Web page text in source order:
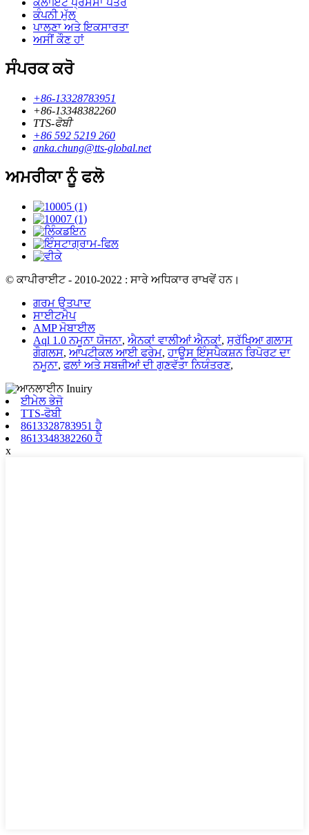
ਕਲਾਇੰਟ ਪ੍ਰਸੰਸਾ ਪੱਤਰ
ਕੰਪਨੀ ਮੁੱਲ
ਪਾਲਣਾ ਅਤੇ ਇਕਸਾਰਤਾ
ਅਸੀਂ ਕੌਣ ਹਾਂ
ਸੰਪਰਕ ਕਰੋ
+86-13328783951
+86-13348382260
TTS-ਫੋਬੀ
+86 592 5219 260
anka.chung@tts-global.net
ਅਮਰੀਕਾ ਨੂੰ ਫਲੋ
© ਕਾਪੀਰਾਈਟ - 2010-2022 : ਸਾਰੇ ਅਧਿਕਾਰ ਰਾਖਵੇਂ ਹਨ।
ਗਰਮ ਉਤਪਾਦ
ਸਾਈਟਮੈਪ
AMP ਮੋਬਾਈਲ
Aql 1.0 ਨਮੂਨਾ ਯੋਜਨਾ, ਐਨਕਾਂ ਵਾਲੀਆਂ ਐਨਕਾਂ, ਸੁਰੱਖਿਆ ਗਲਾਸ
ਗੌਗਲਸ, ਆਪਟੀਕਲ ਆਈ ਫਰੇਮ,ਹਾਊਸ ਇੰਸਪੈਕਸ਼ਨ ਰਿਪੋਰਟ ਦਾ
ਨਮੂਨਾ,ਫਲਾਂ ਅਤੇ ਸਬਜ਼ੀਆਂ ਦੀ ਗੁਣਵੱਤਾ ਨਿਯੰਤਰਣ,
ਈਮੇਲ ਭੇਜੋ
TTS-ਫੋਬੀ
8613328783951 ਹੈ
8613348382260 ਹੈ
x